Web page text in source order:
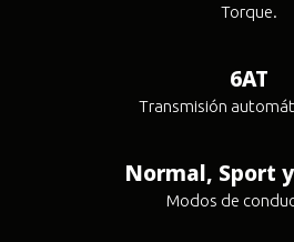
Torque.
6AT
Transmisión
Normal, Sport
Modos de